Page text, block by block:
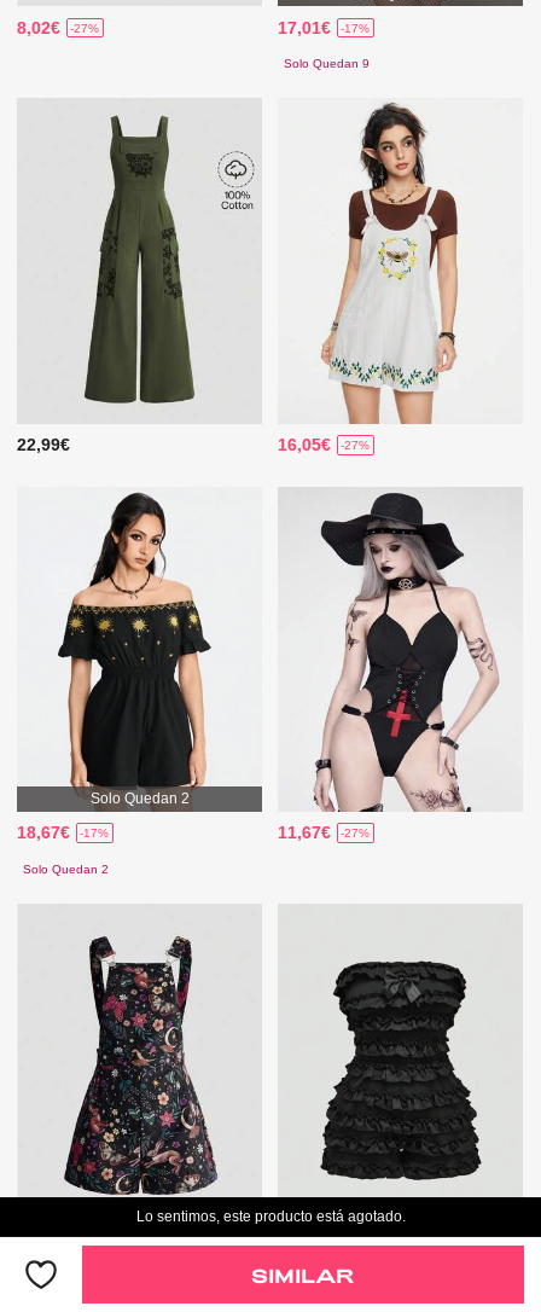
8,02€ -27% 17,01€ -17%
Solo Quedan 9
22,99€ 16,05€ -27%
Solo Quedan 2
18,67€ -17%
Solo Quedan 2
11,67€ -27%
16,59€
Lo sentimos, este producto está agotado.
SIMILAR